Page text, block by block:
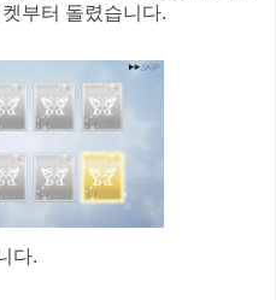
부터 돌렸습니다.
다.